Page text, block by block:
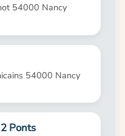
54000 Nancy
54000 Nancy
Ponts